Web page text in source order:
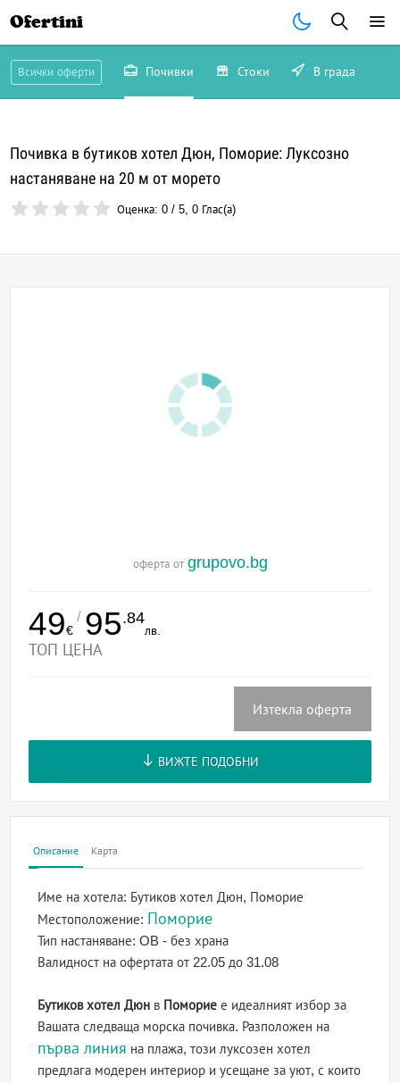
Ofertini
Всички оферти Почивки Стоки В града
Почивка в бутиков хотел Дюн, Поморие: Луксозно
настаняване на 20 м от морето
Оценка:0 /5,0 Глас(а)
оферта от grupovo.bg
49€
/ 95.84
лв.
ТОП ЦЕНА
Изтекла оферта
ВИЖТЕ ПОДОБНИ
Описание Карта
Име на хотела: Бутиков хотел Дюн, Поморие
Местоположение: Поморие
Тип настаняване:OB - без храна
Валидност на офертатаот 22.05 до 31.08
Бутиков хотел Дюн в Поморие е идеалният избор за
Вашата следваща морска почивка. Разположен на
първа линия на плажа, този луксозен хотел
предлага модерен интериор и усещане за уют, с които